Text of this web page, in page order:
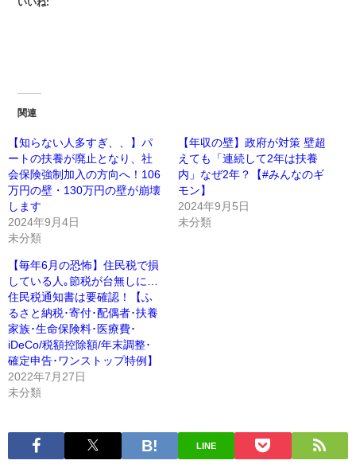
いいね:
関連
【知らない人多すぎ、、】パ
ートの扶養が廃止となり、社
会保険強制加入の方向へ！106
万円の壁・130万円の壁が崩壊
します
2024年9月4日
未分類
【年収の壁】政府が対策 壁超
えても「連続して2年は扶養
内」なぜ2年？【#みんなのギ
モン】
2024年9月5日
未分類
【毎年6月の恐怖】住民税で損
している人｡節税が台無しに…
住民税通知書は要確認！【ふ
るさと納税･寄付･配偶者･扶養
家族･生命保険料･医療費･
iDeCo/税額控除額/年末調整･
確定申告･ワンストップ特例】
2022年7月27日
未分類
LINE